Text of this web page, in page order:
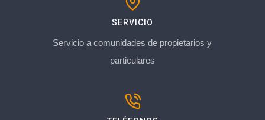
SERVICIO
Servicio a comunidades de propietarios y
particulares